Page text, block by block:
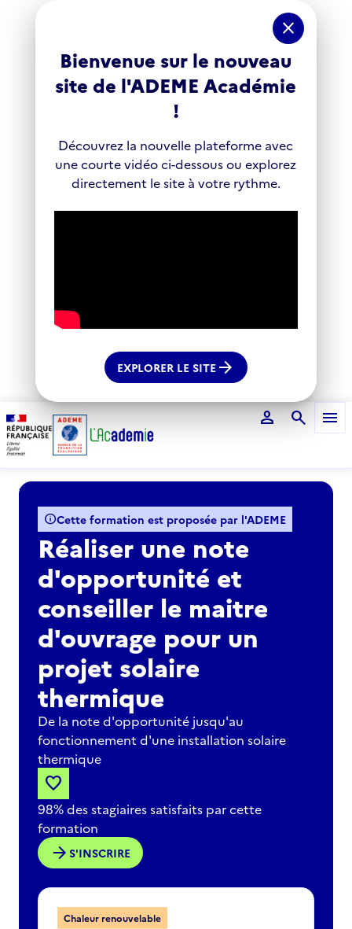
close
Bienvenue sur le nouveau
site de l'ADEME Académie
!
Découvrez la nouvelle plateforme avec
une courte vidéo ci-dessous ou explorez
directement le site à votre rythme.
EXPLORER LE SITEarrow_forward
person search menu
Voir le fil d'Ariane
infoCette formation est proposée par l'ADEME
Réaliser une note
d'opportunité et
conseiller le maitre
d'ouvrage pour un
projet solaire
thermique
De la note d'opportunité jusqu'au
fonctionnement d'une installation solaire
thermique
favorite
98% des stagiaires satisfaits par cette
formation
arrow_forward S'INSCRIRE
Chaleur renouvelable